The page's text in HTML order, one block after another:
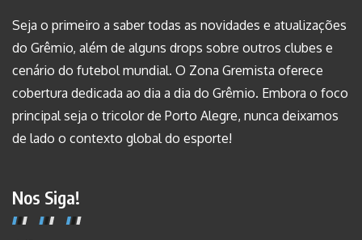
Seja o primeiro a saber todas as novidades e atualizações
do Grêmio, além de alguns drops sobre outros clubes e
cenário do futebol mundial. O Zona Gremista oferece
cobertura dedicada ao dia a dia do Grêmio. Embora o foco
principal seja o tricolor de Porto Alegre, nunca deixamos
de lado o contexto global do esporte!
Nos Siga!